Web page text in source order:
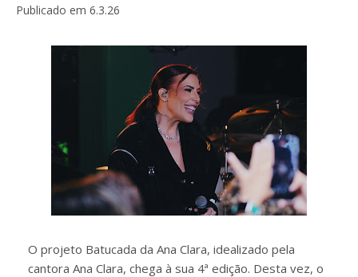
Publicado em 6.3.26
O projeto Batucada da Ana Clara, idealizado pela
cantora Ana Clara, chega à sua 4ª edição. Desta vez, o